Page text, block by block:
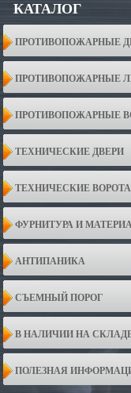
КАТАЛОГ
ПРОТИВОПОЖАРНЫЕ
ПРОТИВОПОЖАРНЫЕ
ПРОТИВОПОЖАРНЫЕ
ТЕХНИЧЕСКИЕ ДВЕРИ
ТЕХНИЧЕСКИЕ ВОРОТА
ФУРНИТУРА И
АНТИПАНИКА
СЪЕМНЫЙ ПОРОГ
В НАЛИЧИИ НА
ПОЛЕЗНАЯ